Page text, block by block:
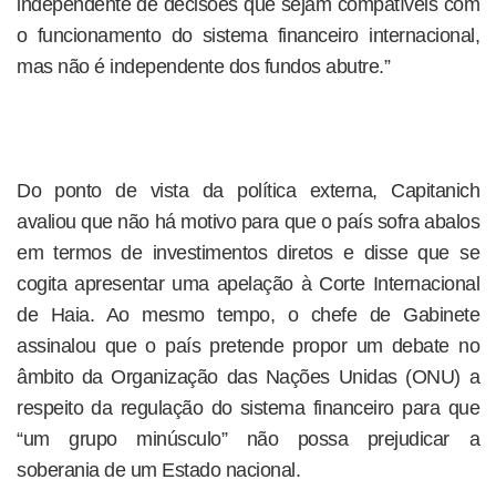
independente de decisões que sejam compatíveis com
o funcionamento do sistema financeiro internacional,
mas não é independente dos fundos abutre.”
Do ponto de vista da política externa, Capitanich
avaliou que não há motivo para que o país sofra abalos
em termos de investimentos diretos e disse que se
cogita apresentar uma apelação à Corte Internacional
de Haia. Ao mesmo tempo, o chefe de Gabinete
assinalou que o país pretende propor um debate no
âmbito da Organização das Nações Unidas (ONU) a
respeito da regulação do sistema financeiro para que
“um grupo minúsculo” não possa prejudicar a
soberania de um Estado nacional.